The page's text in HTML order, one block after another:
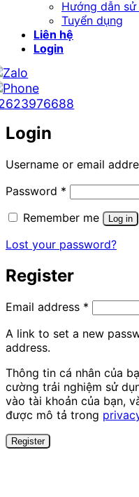
Hướng dẫn sử
Tuyển dụng
Liên hệ
Login
Login
Username or email
Password *
Remember me
Log in
Lost your password?
Register
Email address *
A link to set a new
address.
Thông tin cá nhân của
cường trải nghiệm sử
vào tài khoản của bạn,
được mô tả trong
Register